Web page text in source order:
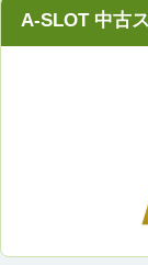
A-SLOT 中古